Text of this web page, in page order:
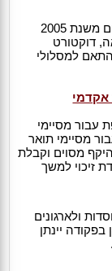
- זיכוי מס הכנסה ניתן למי שסיים משנת 2005
דוקטורט
למסלולי
אקדמי
נוספת עבור מסיימי
מסיימי תואר
מסוים וקבלת
זיכוי למשך
ולארגונים
בפקודה יינתן